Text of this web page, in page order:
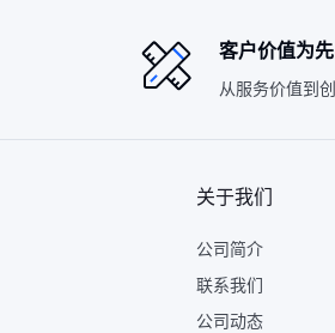
客户价值为先
从服务价值到
关于我们
公司简介
联系我们
公司动态